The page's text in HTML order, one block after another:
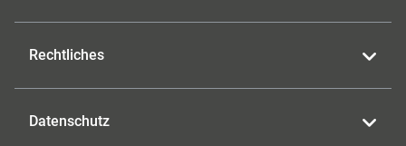
Rechtliches
Datenschutz